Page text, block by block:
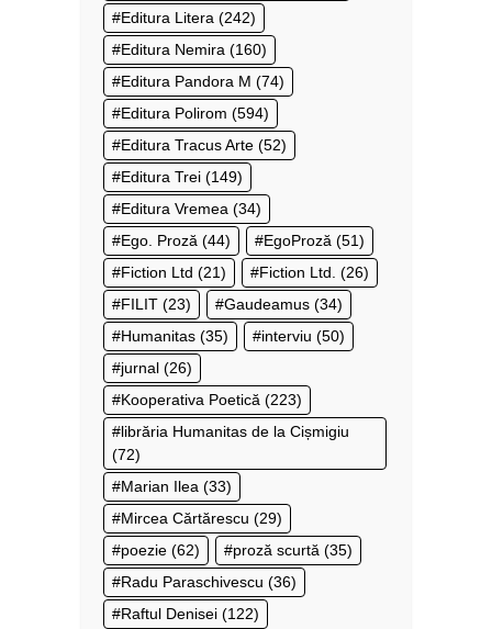
Editura Litera (242)
Editura Nemira (160)
Editura Pandora M (74)
Editura Polirom (594)
Editura Tracus Arte (52)
Editura Trei (149)
Editura Vremea (34)
Ego. Proză (44) EgoProză (51)
Fiction Ltd (21) Fiction Ltd. (26)
FILIT (23) Gaudeamus (34)
Humanitas (35) interviu (50)
jurnal (26)
Kooperativa Poetică (223)
librăria Humanitas de la Cișmigiu
(72)
Marian Ilea (33)
Mircea Cărtărescu (29)
poezie (62) proză scurtă (35)
Radu Paraschivescu (36)
Raftul Denisei (122)